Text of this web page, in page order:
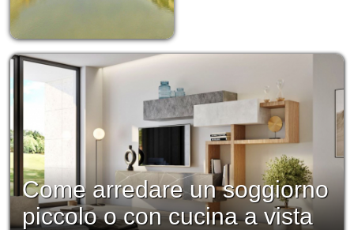
Come arredare un soggiorno
piccolo o con cucina a vista